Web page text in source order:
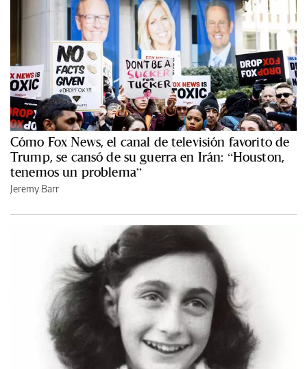
Cómo Fox News, el canal de televisión favorito de
Trump, se cansó de su guerra en Irán: “Houston,
tenemos un problema”
Jeremy Barr